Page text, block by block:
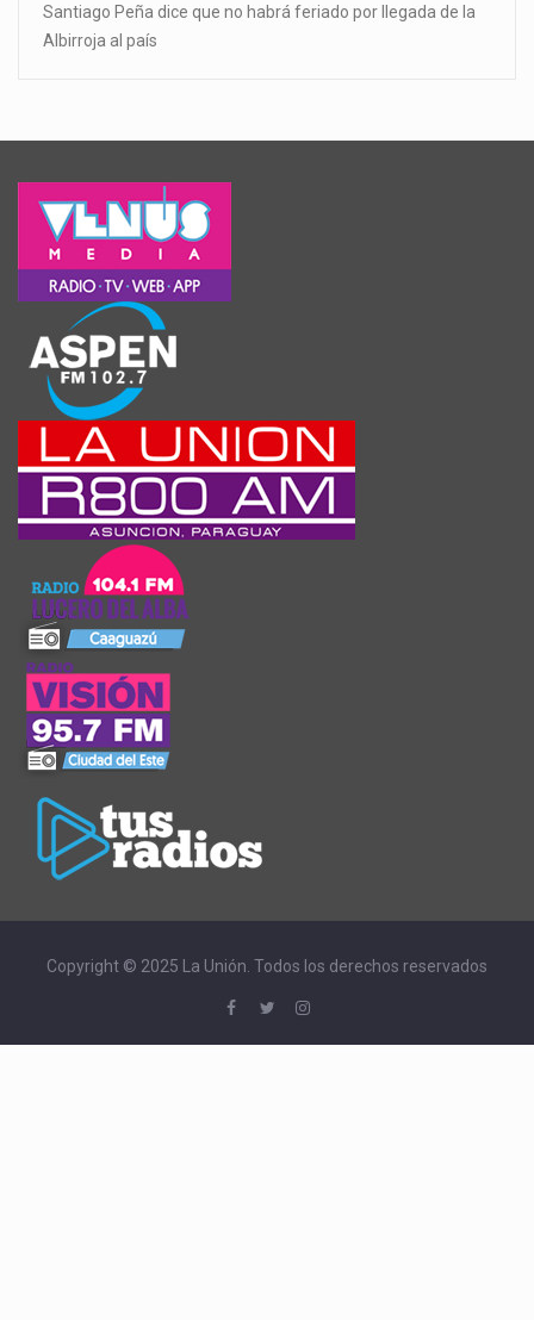
Santiago Peña dice que no habrá feriado por llegada de la
Albirroja al país
Copyright © 2025 La Unión. Todos los derechos reservados